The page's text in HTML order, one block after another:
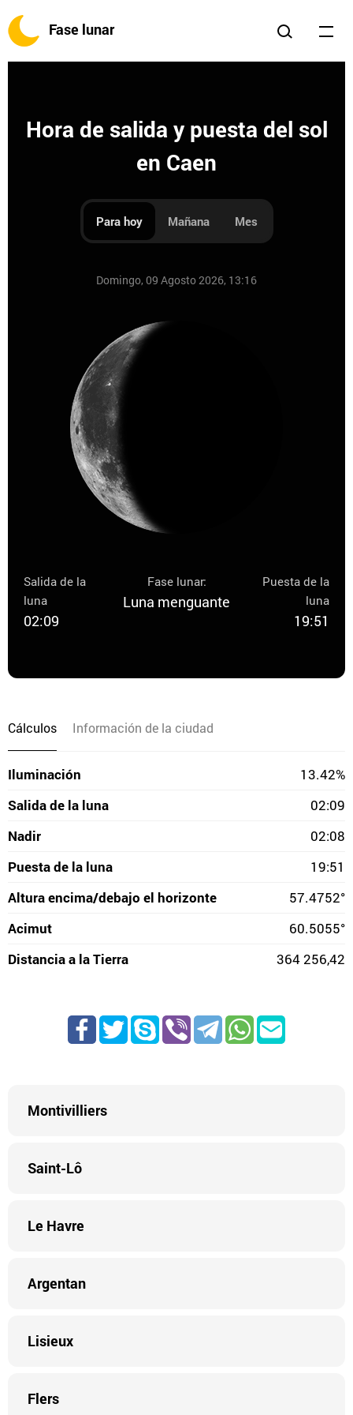
Fase lunar
Hora de salida y puesta del sol
en Caen
Para hoy Mañana Mes
Domingo, 09 Agosto 2026, 13:16
Salida de la
luna
02:09
Fase lunar:
Luna menguante
Puesta de la
luna
19:51
Cálculos Información de la ciudad
Iluminación
13.42%
Salida de la luna
02:09
Nadir
02:08
Puesta de la luna
19:51
Altura encima/debajo el horizonte
57.4752°
Acimut
60.5055°
Distancia a la Tierra
364 256,42
Montivilliers
Saint-Lô
Le Havre
Argentan
Lisieux
Flers